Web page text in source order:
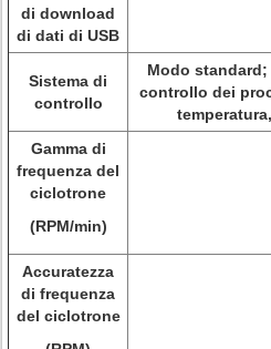
di download
di dati di USB
Sistema di
controllo
Modo
controllo dei
Gamma di
frequenza del
ciclotrone
(RPM/min)
Accuratezza
di frequenza
del ciclotrone